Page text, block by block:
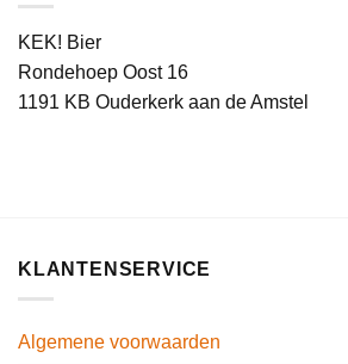
KEK! Bier
Rondehoep Oost 16
1191 KB Ouderkerk aan de Amstel
KLANTENSERVICE
Algemene voorwaarden